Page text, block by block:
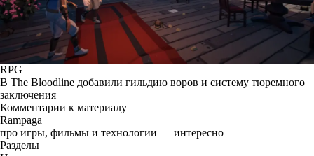
RPG
В The Bloodline добавили гильдию воров и систему тюремного
заключения
Комментарии к материалу
Rampaga
про игры, фильмы и технологии — интересно
Разделы